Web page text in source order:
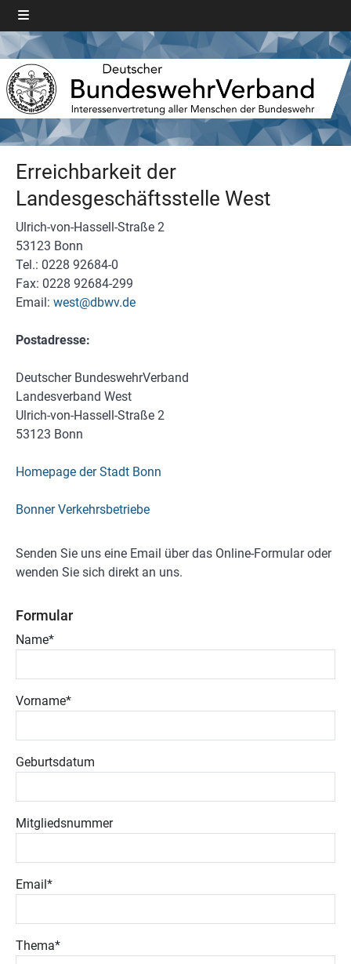
Erreichbarkeit der
Landesgeschäftsstelle West
Ulrich-von-Hassell-Straße 2
53123 Bonn
Tel.: 0228 92684-0
Fax: 0228 92684-299
Email: west@dbwv.de
Postadresse:
Deutscher BundeswehrVerband
Landesverband West
Ulrich-von-Hassell-Straße 2
53123 Bonn
Homepage der Stadt Bonn
Bonner Verkehrsbetriebe
Senden Sie uns eine Email über das Online-Formular oder
wenden Sie sich direkt an uns.
Formular
Name*
Vorname*
Geburtsdatum
Mitgliedsnummer
Email*
Thema*